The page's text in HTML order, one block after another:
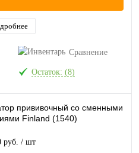
Сравнение
Остаток: (8)
прививочный со сменными
Finland (1540)
руб. / шт